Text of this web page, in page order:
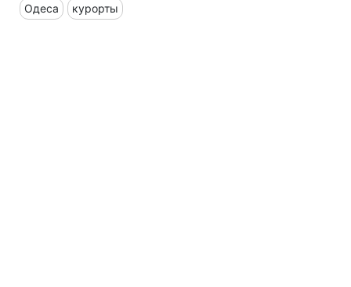
Одеса курорты